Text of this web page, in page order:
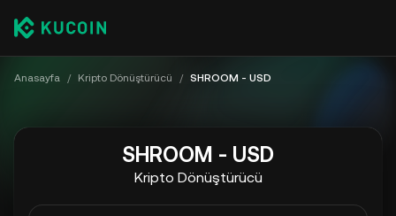
Anasayfa / Kripto Dönüştürücü / SHROOM - USD
SHROOM - USD
Kripto Dönüştürücü